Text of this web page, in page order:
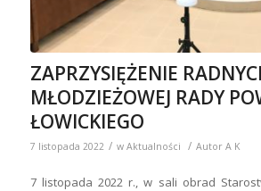
ZAPRZYSIĘŻENIE
MŁODZIEŻOWEJ RADY
ŁOWICKIEGO
7 listopada 2022 / w Aktualności / Autor A K
7 listopada 2022 r., w sali obrad